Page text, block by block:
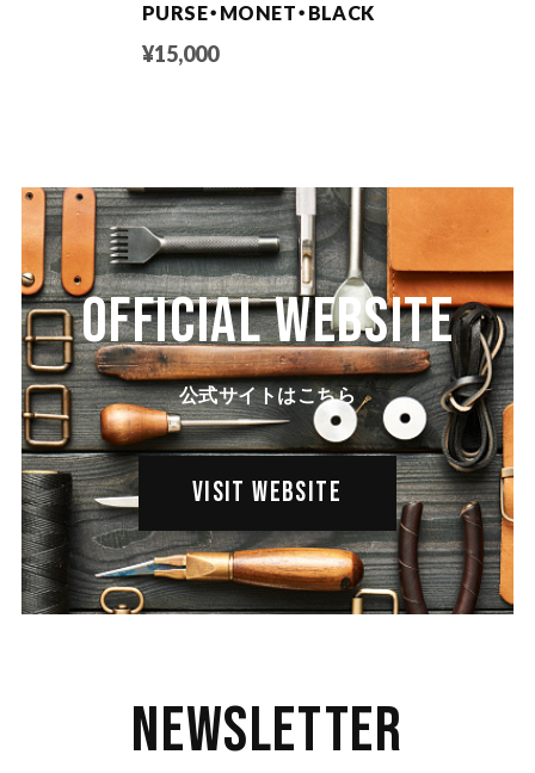
PURSE・MONET・BLACK
¥15,000
OFFICIAL WEBSITE
公式サイトはこちら
VISIT WEBSITE
Newsletter